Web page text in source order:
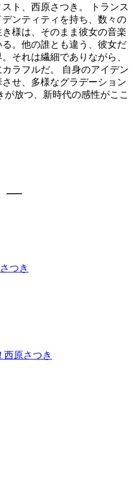
ト、西原さつき。 トランス
ンティティを持ち、数々の
様は、そのまま彼女の音楽
。他の誰とも違う、彼女だ
それは繊細でありながら、
ラフルだ。 自身のアイデン
せ、多様なグラデーション
が放つ、新時代の感性がここ
つき
西原さつき